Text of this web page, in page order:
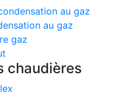
au gaz
au gaz
gaz
chaudières